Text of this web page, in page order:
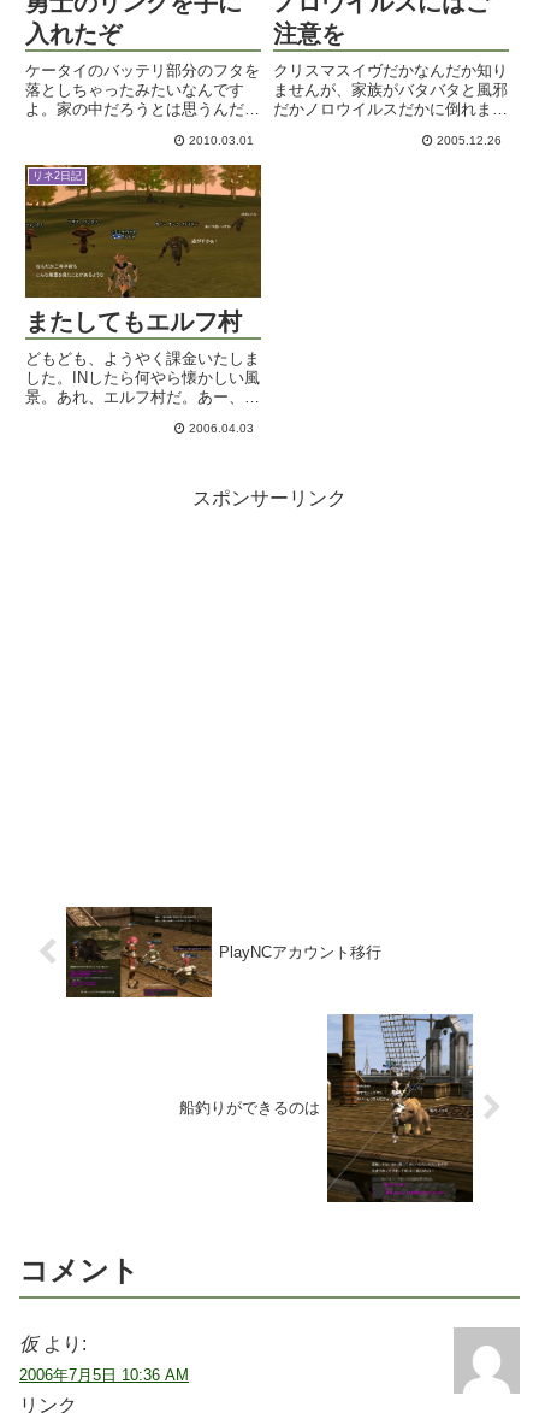
入れたぞ
ケータイのバッテリ部分のフタを
落としちゃったみたいなんです
よ。家の中だろうとは思うんだけ
日食べに行った飲み屋。でもそ
こ、昨日で閉店だったんですよね
＠ｗ＠今日行ってももう開けてく
れないよね・・・。見つからなか
った...
2010.03.01
注意を
クリスマスイヴだかなんだか知り
ませんが、家族がバタバタと風邪
だかノロウイルスだかに倒れまし
した。もちろん、私はまだピンピ
2005.12.26
リネ2日記
またしてもエルフ村
どもども、ようやく課金いたしま
した。INしたら何やら懐かしい風
景。あれ、エルフ村だ。あー、釣
んだっけ・・。じゃあギランにで
う。・・・・。ハーブティエン！
2006.04.03
スポンサーリンク
PlayNCアカウント移行
船釣りができるのは
コメント
仮 より:
2006年7月5日 10:36 AM
リンク